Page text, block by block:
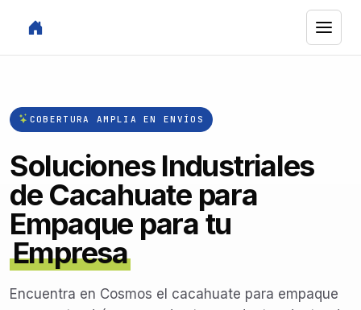
COBERTURA AMPLIA EN ENVÍOS
Soluciones Industriales
de Cacahuate para
Empaque para tu
Empresa
Encuentra en Cosmos el cacahuate para empaque